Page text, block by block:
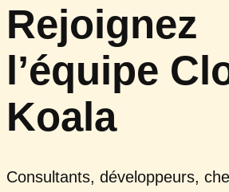
Rejoignez
l’équipe
Koala
Consultants, développeurs,